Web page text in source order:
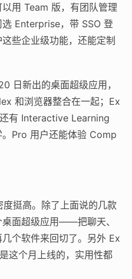
用 Team 版，有团队管理
Enterprise，带 SSO 登
些企业级功能，还能定制
日新出的桌面超级应用，
和浏览器整合在一起；Ex
有 Interactive Learning
Pro 用户还能体验 Comp
挺高。除了上面说的几款
面超级应用——把聊天、
个软件来回切了。另外 Ex
这个月上线的，实用性都